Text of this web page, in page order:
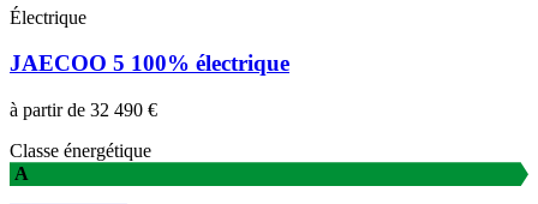
Électrique
JAECOO 5 100% électrique
à partir de 32 490 €
Classe énergétique
A